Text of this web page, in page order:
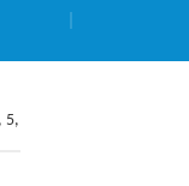
5,